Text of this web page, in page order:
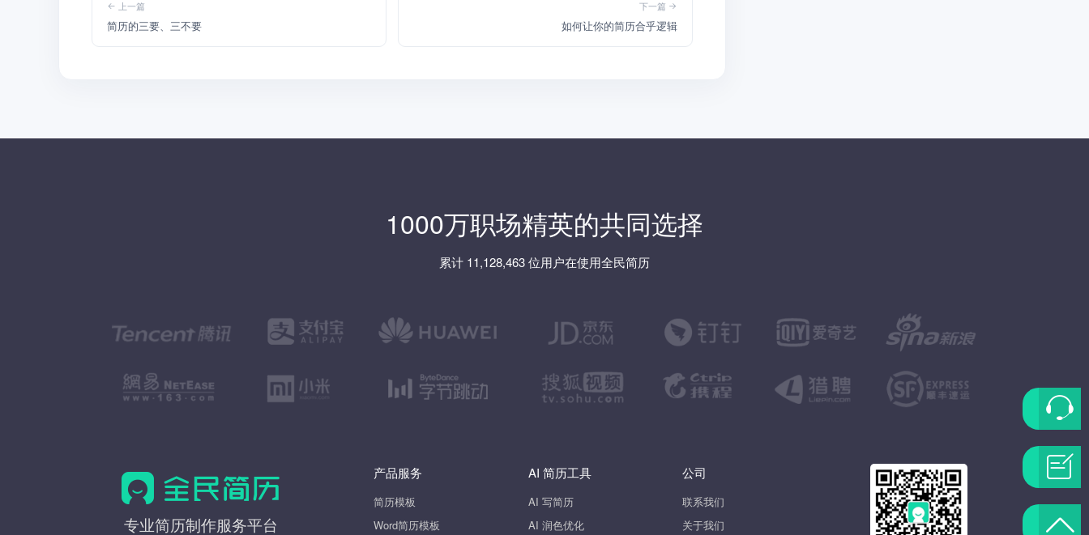
上一篇
简历的三要、三不要
下一篇
如何让你的简历合乎逻辑
1000万职场精英的共同选择
累计 11,128,463 位用户在使用全民简历
全
专业简历制作服务平台
产品服务
简历模板
Word简历模板
AI 简历工具
AI 写简历
AI 润色优化
公司
联系我们
关于我们
联
系
客
题
返